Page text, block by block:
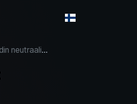
Palworldin neutraalit Palit -opas: taistelijat, työläiset ja ratsut